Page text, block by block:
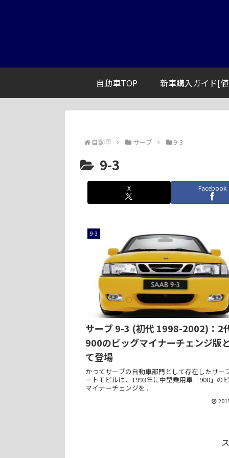
自動車TOP 新車購入ガイド[
自動車 サーブ 9-3
9-3
X
Facebook
9-3
サーブ 9-3 (初代 1998-2002)：2
900のビッグマイナーチェンジ版
て登場
かつてサーブの自動車部門として存在したサー
ートモビルは、1993年に中型乗用車「900」の
マイナーチェンジを...